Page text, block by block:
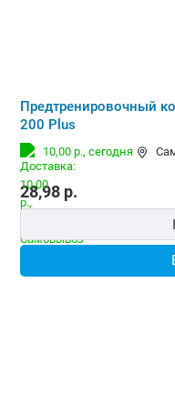
Предтренировочный
200 Plus
10,00 р., сегодня
28,98 р.